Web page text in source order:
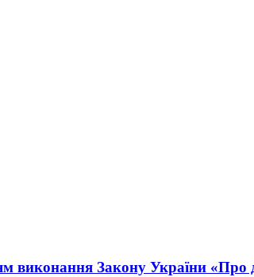
виконання Закону України «Про